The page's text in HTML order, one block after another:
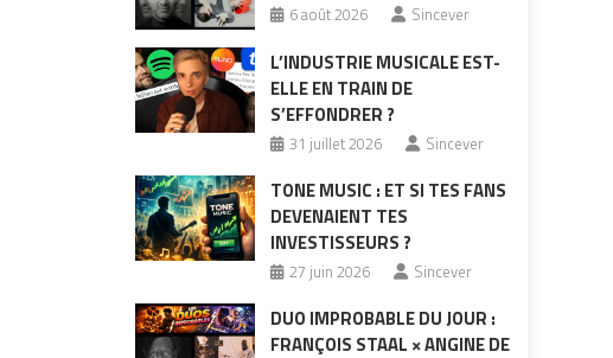
6 août 2026 Sincever
L’INDUSTRIE MUSICALE EST-
ELLE EN TRAIN DE
S’EFFONDRER ?
31 juillet 2026 Sincever
TONE MUSIC : ET SI TES FANS
DEVENAIENT TES
INVESTISSEURS ?
27 juin 2026 Sincever
DUO IMPROBABLE DU JOUR :
FRANÇOIS STAAL × ANGINE DE